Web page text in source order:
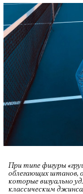
При типе фигуры
облегающих штанов,
которые визуально
классическим